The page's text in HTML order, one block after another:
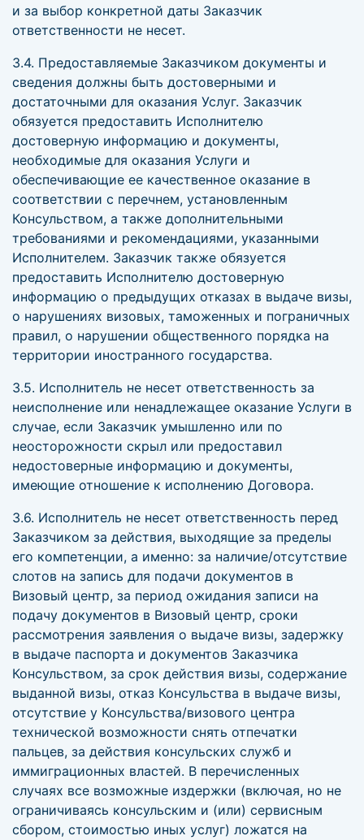
и за выбор конкретной даты Заказчик
ответственности не несет.
3.4. Предоставляемые Заказчиком документы и
сведения должны быть достоверными и
достаточными для оказания Услуг. Заказчик
обязуется предоставить Исполнителю
достоверную информацию и документы,
необходимые для оказания Услуги и
обеспечивающие ее качественное оказание в
соответствии с перечнем, установленным
Консульством, а также дополнительными
требованиями и рекомендациями, указанными
Исполнителем. Заказчик также обязуется
предоставить Исполнителю достоверную
информацию о предыдущих отказах в выдаче визы,
о нарушениях визовых, таможенных и пограничных
правил, о нарушении общественного порядка на
территории иностранного государства.
3.5. Исполнитель не несет ответственность за
неисполнение или ненадлежащее оказание Услуги в
случае, если Заказчик умышленно или по
неосторожности скрыл или предоставил
недостоверные информацию и документы,
имеющие отношение к исполнению Договора.
3.6. Исполнитель не несет ответственность перед
Заказчиком за действия, выходящие за пределы
его компетенции, а именно: за наличие/отсутствие
слотов на запись для подачи документов в
Визовый центр, за период ожидания записи на
подачу документов в Визовый центр, сроки
рассмотрения заявления о выдаче визы, задержку
в выдаче паспорта и документов Заказчика
Консульством, за срок действия визы, содержание
выданной визы, отказ Консульства в выдаче визы,
отсутствие у Консульства/визового центра
технической возможности снять отпечатки
пальцев, за действия консульских служб и
иммиграционных властей. В перечисленных
случаях все возможные издержки (включая, но не
ограничиваясь консульским и (или) сервисным
сбором, стоимостью иных услуг) ложатся на